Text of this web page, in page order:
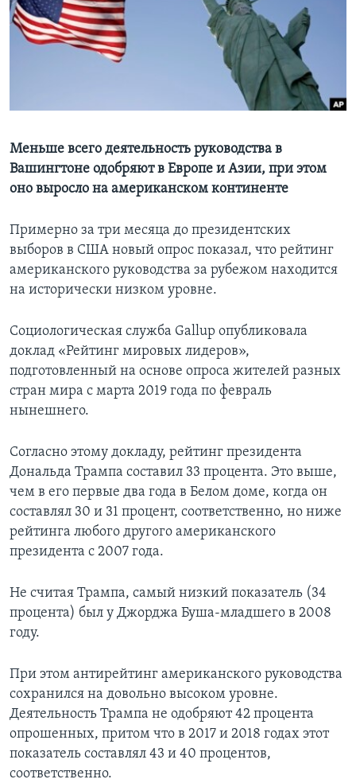
Learning English
Языки
Меньше всего деятельность руководства в
Вашингтоне одобряют в Европе и Азии, при этом
оно выросло на американском континенте
Примерно за три месяца до президентских
выборов в США новый опрос показал, что рейтинг
американского руководства за рубежом находится
на исторически низком уровне.
Социологическая служба Gallup опубликовала
доклад «Рейтинг мировых лидеров»,
подготовленный на основе опроса жителей разных
стран мира с марта 2019 года по февраль
нынешнего.
Согласно этому докладу, рейтинг президента
Дональда Трампа составил 33 процента. Это выше,
чем в его первые два года в Белом доме, когда он
составлял 30 и 31 процент, соответственно, но ниже
рейтинга любого другого американского
президента с 2007 года.
Не считая Трампа, самый низкий показатель (34
процента) был у Джорджа Буша-младшего в 2008
году.
При этом антирейтинг американского руководства
сохранился на довольно высоком уровне.
Деятельность Трампа не одобряют 42 процента
опрошенных, притом что в 2017 и 2018 годах этот
показатель составлял 43 и 40 процентов,
соответственно.